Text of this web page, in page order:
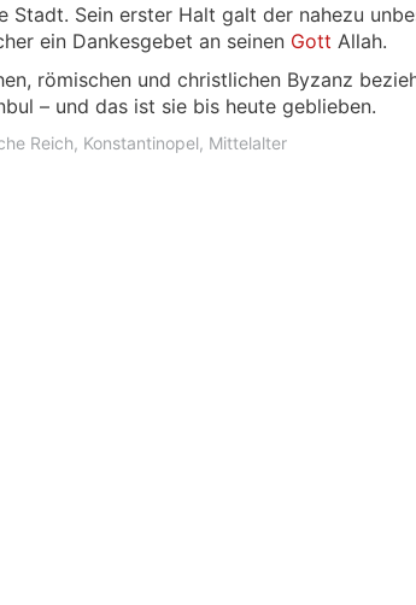
Sein erster Halt galt der nahezu
ein Dankesgebet an seinen Gott Allah.
römischen und christlichen Byzanz
– und das ist sie bis heute geblieben.
Reich, Konstantinopel, Mittelalter